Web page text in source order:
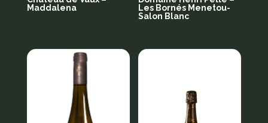
Maddalena
Les Bornés Menetou-
Salon Blanc